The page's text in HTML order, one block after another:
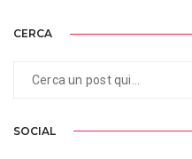
CERCA
SOCIAL